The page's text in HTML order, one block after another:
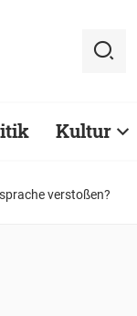
Kultur
verstoßen?